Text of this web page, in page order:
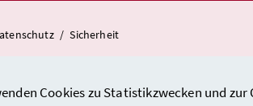
Cookies zu Statistikzwecken und
/ Sicherheit